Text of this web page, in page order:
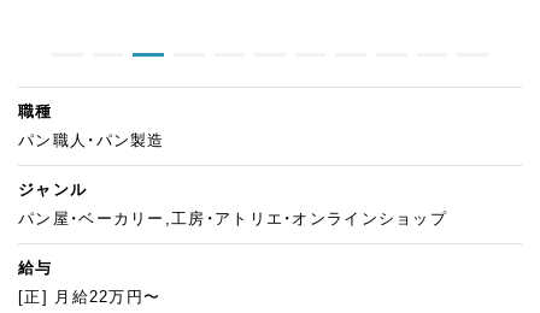
職種
パン職人・パン製造
ジャンル
パン屋・ベーカリー,工房・アトリエ・オンラインショップ
給与
[正] 月給22万円〜